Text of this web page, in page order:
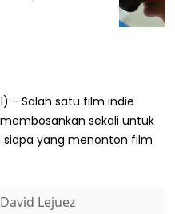
- Salah satu film indie
sekali untuk
siapa yang menonton film
Lejuez